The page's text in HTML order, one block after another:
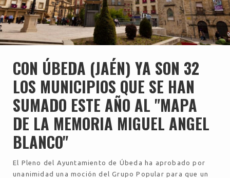
CON ÚBEDA (JAÉN) YA SON 32
LOS MUNICIPIOS QUE SE HAN
SUMADO ESTE AÑO AL "MAPA
DE LA MEMORIA MIGUEL ANGEL
BLANCO"
El Pleno del Ayuntamiento de Úbeda ha aprobado por
unanimidad una moción del Grupo Popular para que un